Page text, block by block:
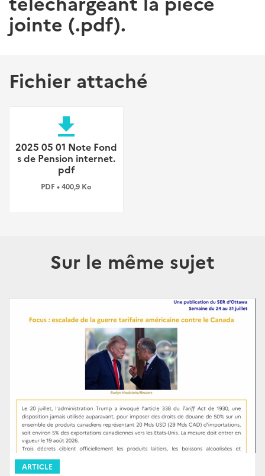
jointe (.pdf).
Fichier attaché
file_download
2025 05 01 Note Fond
s de Pension internet.
pdf
PDF • 400,9 Ko
Sur le même sujet
ARTICLE